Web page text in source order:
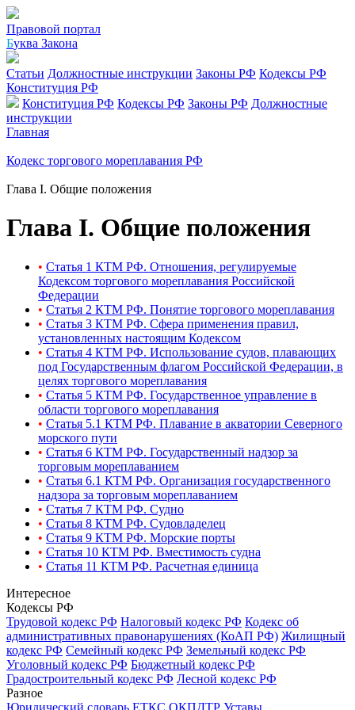
Правовой портал
Буква Закона
Статьи Должностные инструкции Законы РФ Кодексы РФ
Конституция РФ
Конституция РФ Кодексы РФ Законы РФ Должностные
инструкции
Главная
Кодекс торгового мореплавания РФ
Глава I. Общие положения
Глава I. Общие положения
• Статья 1 КТМ РФ. Отношения, регулируемые
Кодексом торгового мореплавания Российской
Федерации
• Статья 2 КТМ РФ. Понятие торгового мореплавания
• Статья 3 КТМ РФ. Сфера применения правил,
установленных настоящим Кодексом
• Статья 4 КТМ РФ. Использование судов, плавающих
под Государственным флагом Российской Федерации, в
целях торгового мореплавания
• Статья 5 КТМ РФ. Государственное управление в
области торгового мореплавания
• Статья 5.1 КТМ РФ. Плавание в акватории Северного
морского пути
• Статья 6 КТМ РФ. Государственный надзор за
торговым мореплаванием
• Статья 6.1 КТМ РФ. Организация государственного
надзора за торговым мореплаванием
• Статья 7 КТМ РФ. Судно
• Статья 8 КТМ РФ. Судовладелец
• Статья 9 КТМ РФ. Морские порты
• Статья 10 КТМ РФ. Вместимость судна
• Статья 11 КТМ РФ. Расчетная единица
Интересное
Кодексы РФ
Трудовой кодекс РФ Налоговый кодекс РФ Кодекс об
административных правонарушениях (КоАП РФ) Жилищный
кодекс РФ Семейный кодекс РФ Земельный кодекс РФ
Уголовный кодекс РФ Бюджетный кодекс РФ
Градостроительный кодекс РФ Лесной кодекс РФ
Разное
Юридический словарь ЕТКС ОКПДТР Уставы